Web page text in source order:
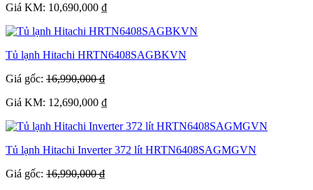
Giá KM: 10,690,000 ₫
Tủ lạnh Hitachi HRTN6408SAGBKVN
Giá gốc: 16,990,000 ₫
Giá KM: 12,690,000 ₫
Tủ lạnh Hitachi Inverter 372 lít HRTN6408SAGMGVN
Giá gốc: 16,990,000 ₫